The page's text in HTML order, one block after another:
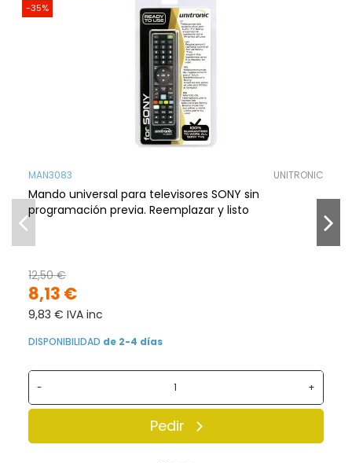
-35%
MAN3083 UNITRONIC
Mando universal para televisores SONY sin
programación previa. Reemplazar y listo
8,13 €
12,50 €
9,83 € IVA inc
DISPONIBILIDAD de 2-4 días
- +
Pedir